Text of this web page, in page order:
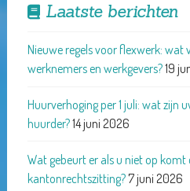
Laatste berichten
Nieuwe regels voor flexwerk: wat
werknemers en werkgevers?19
Huurverhoging per 1 juli: wat zijn
huurder?14 juni 2026
Wat gebeurt er als u niet op komt
kantonrechtszitting?7 juni 2026